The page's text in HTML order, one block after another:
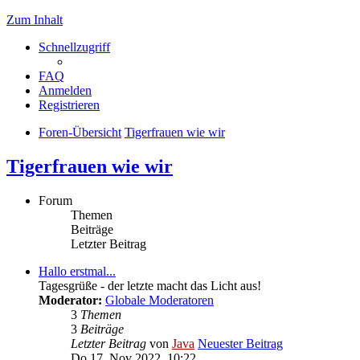
Zum Inhalt
Schnellzugriff
FAQ
Anmelden
Registrieren
Foren-Übersicht Tigerfrauen wie wir
Tigerfrauen wie wir
Forum
Themen
Beiträge
Letzter Beitrag
Hallo erstmal...
Tagesgrüße - der letzte macht das Licht aus!
Moderator: Globale Moderatoren
3 Themen
3 Beiträge
Letzter Beitrag von Java Neuester Beitrag